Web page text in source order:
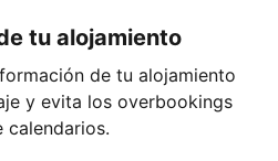
tu alojamiento
de tu alojamiento
y evita los overbookings
calendarios.